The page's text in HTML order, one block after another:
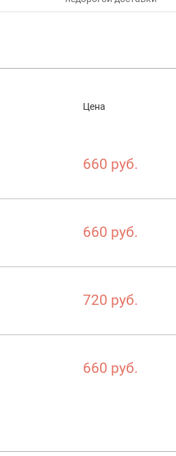
Цена
660 руб.
660 руб.
720 руб.
660 руб.